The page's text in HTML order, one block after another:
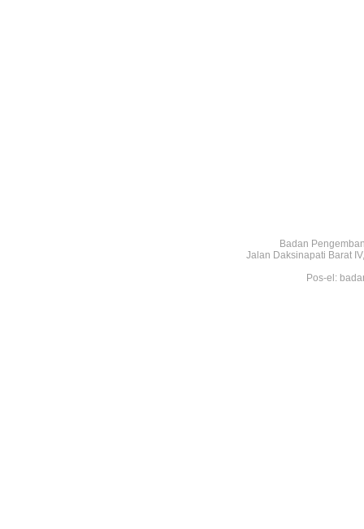
Badan
Jalan Daksinapati Barat
Pos-el: